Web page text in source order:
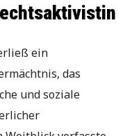
ein
das
und soziale